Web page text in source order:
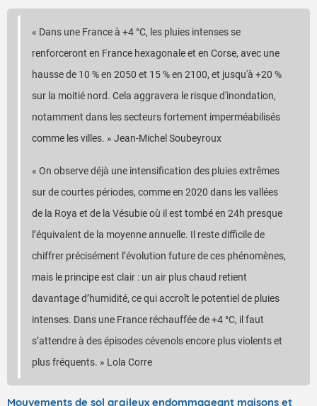
« Dans une France à +4 °C, les pluies intenses se
renforceront en France hexagonale et en Corse, avec une
hausse de 10 % en 2050 et 15 % en 2100, et jusqu'à +20 %
sur la moitié nord. Cela aggravera le risque d'inondation,
notamment dans les secteurs fortement imperméabilisés
comme les villes. » Jean-Michel Soubeyroux
« On observe déjà une intensification des pluies extrêmes
sur de courtes périodes, comme en 2020 dans les vallées
de la Roya et de la Vésubie où il est tombé en 24h presque
l’équivalent de la moyenne annuelle. Il reste difficile de
chiffrer précisément l’évolution future de ces phénomènes,
mais le principe est clair : un air plus chaud retient
davantage d’humidité, ce qui accroît le potentiel de pluies
intenses. Dans une France réchauffée de +4 °C, il faut
s’attendre à des épisodes cévenols encore plus violents et
plus fréquents. » Lola Corre
Mouvements de sol argileux endommageant maisons et